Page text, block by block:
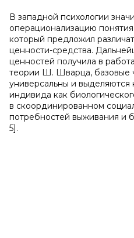
В западной психологии
операционализацию
который предложил
ценности-средства.
ценностей получила в
теории Ш. Шварца, базовые
универсальны и выделяются
индивида как
в скоординированном
потребностей выживания и
5].